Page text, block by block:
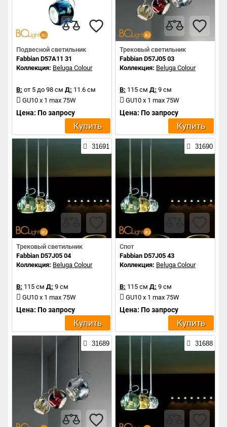
Подвесной светильник
Fabbian D57A11 31
Коллекция: Beluga Colour
В: от 5 до 98 см Д: 11.6 см
GU10 x 1 max 75W
Цена: По запросу
Купить
Трековый светильник
Fabbian D57J05 03
Коллекция: Beluga Colour
В: 115 см Д: 9 см
GU10 x 1 max 75W
Цена: По запросу
Купить
31691
Трековый светильник
Fabbian D57J05 04
Коллекция: Beluga Colour
В: 115 см Д: 9 см
GU10 x 1 max 75W
Цена: По запросу
Купить
31690
Спот
Fabbian D57J05 43
Коллекция: Beluga Colour
В: 115 см Д: 9 см
GU10 x 1 max 75W
Цена: По запросу
Купить
31689 31688